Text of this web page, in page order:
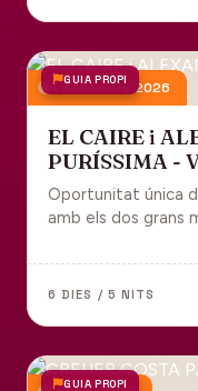
GUIA PROPI
4 desembre 2026
EL CAIRE i
PURÍSSIMA -
Oportunitat única
amb els dos grans
6 DIES / 5 NITS
GUIA PROPI